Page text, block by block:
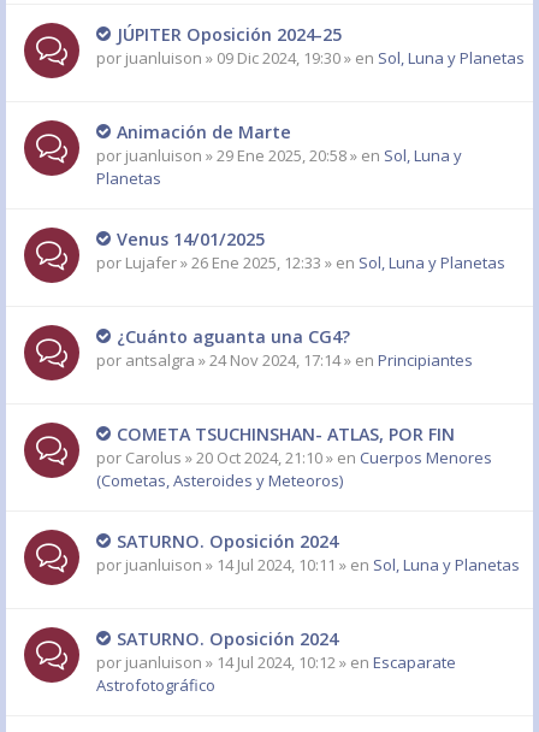
JÚPITER Oposición 2024-25
por juanluison » 09 Dic 2024, 19:30 » en Sol, Luna y Planetas
Animación de Marte
por juanluison » 29 Ene 2025, 20:58 » en Sol, Luna y
Planetas
Venus 14/01/2025
por Lujafer» 26 Ene 2025, 12:33 » en Sol, Luna y Planetas
¿Cuánto aguanta una CG4?
por antsalgra » 24 Nov 2024, 17:14 » en Principiantes
COMETA TSUCHINSHAN- ATLAS, POR FIN
por Carolus » 20 Oct 2024, 21:10 » en Cuerpos Menores
(Cometas, Asteroides y Meteoros)
SATURNO. Oposición 2024
por juanluison » 14 Jul 2024, 10:11 » en Sol, Luna y Planetas
SATURNO. Oposición 2024
por juanluison » 14 Jul 2024, 10:12 » en Escaparate
Astrofotográfico